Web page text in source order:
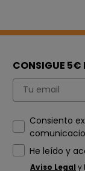
CONSIGUE 5€
Email
How would
Consiento
He leído y
Aviso Legal y